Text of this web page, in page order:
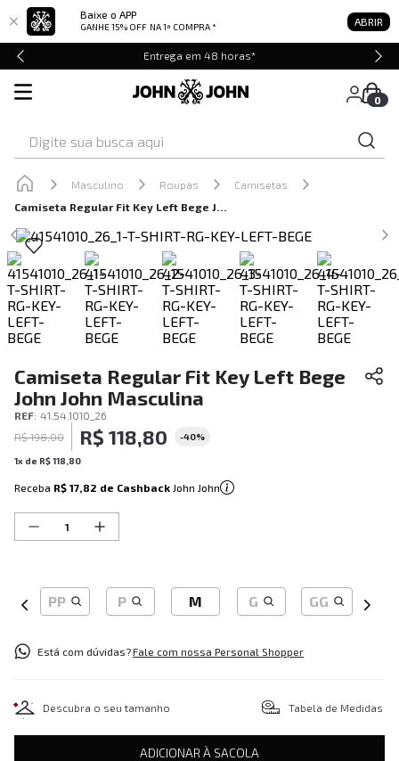
Baixe o APP
GANHE 15% OFF NA 1ª COMPRA * ABRIR
Entrega em 48 horas*
0
Masculino Roupas
Camisetas
Camiseta Regular Fit Key Left Bege John John Masculina
Camiseta Regular Fit Key Left Bege
John John Masculina
REF: 41.54.1010_26
R$ 198,00 R$ 118,80 -40%
1x de R$118 80
Receba R$ 17,82 de Cashback John John
PP P M G GG
Está com dúvidas?Fale com nossa Personal Shopper
Descubra o seu tamanho Tabela de Medidas
ADICIONAR À SACOLA